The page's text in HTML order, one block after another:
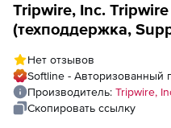
Tripwire, Inc.
(техподдержка,
Institution Site
Monitoring-Tier 5
Нет отзывов
Softline - Авторизованный
Производитель: Tripwire,
Скопировать ссылку